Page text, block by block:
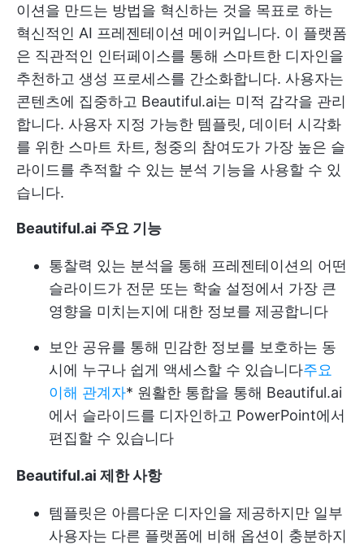
이션을 만드는 방법을 혁신하는 것을 목표로 하는
혁신적인 AI 프레젠테이션 메이커입니다. 이 플랫폼
은 직관적인 인터페이스를 통해 스마트한 디자인을
추천하고 생성 프로세스를 간소화합니다. 사용자는
콘텐츠에 집중하고 Beautiful.ai는 미적 감각을 관리
합니다. 사용자 지정 가능한 템플릿, 데이터 시각화
를 위한 스마트 차트, 청중의 참여도가 가장 높은 슬
라이드를 추적할 수 있는 분석 기능을 사용할 수 있
습니다.
Beautiful.ai 주요 기능
통찰력 있는 분석을 통해 프레젠테이션의 어떤
슬라이드가 전문 또는 학술 설정에서 가장 큰
영향을 미치는지에 대한 정보를 제공합니다
보안 공유를 통해 민감한 정보를 보호하는 동
시에 누구나 쉽게 액세스할 수 있습니다주요
이해 관계자* 원활한 통합을 통해 Beautiful.ai
에서 슬라이드를 디자인하고 PowerPoint에서
편집할 수 있습니다
Beautiful.ai 제한 사항
템플릿은 아름다운 디자인을 제공하지만 일부
사용자는 다른 플랫폼에 비해 옵션이 충분하지